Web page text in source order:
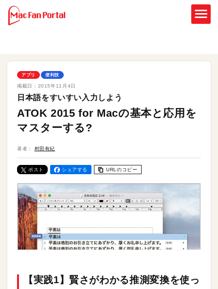
アプリ 便利技
掲載日： 2015年11月4日
日本語をすいすい入力しよう
ATOK 2015 for Macの基本と応用を
マスターする?
著者： 村田有紀
ポスト シェアする URLのコピー
【実践1】賢さがわかる推測変換を使っ